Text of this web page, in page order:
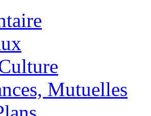
Mutuelles